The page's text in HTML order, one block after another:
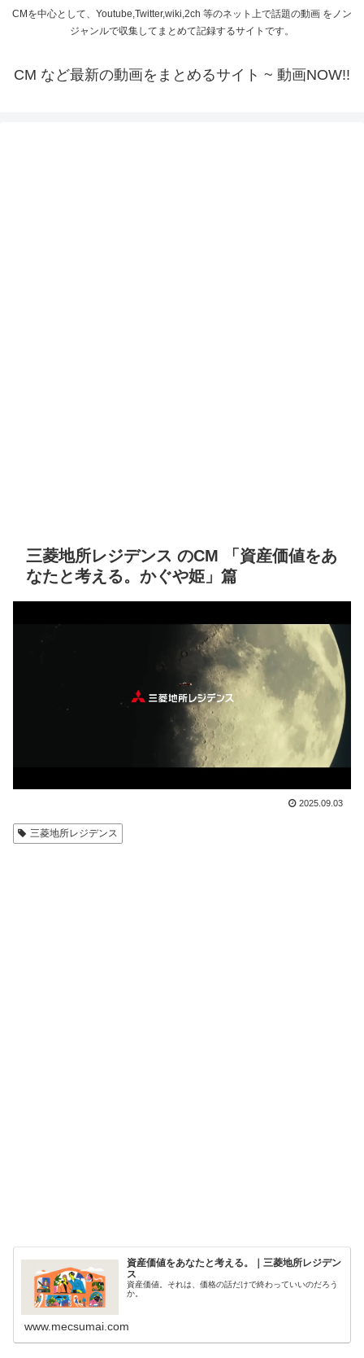
CMを中心として、Youtube,Twitter,wiki,2ch 等のネット上で話題の動画 をノン
ジャンルで収集してまとめて記録するサイトです。
CM など最新の動画をまとめるサイト ~ 動画NOW!!
三菱地所レジデンス のCM 「資産価値をあ
なたと考える。かぐや姫」篇
2025.09.03
三菱地所レジデンス
資産価値をあなたと考える。｜三菱地所レジデン
ス
資産価値。それは、価格の話だけで終わっていいのだろう
か。
www.mecsumai.com